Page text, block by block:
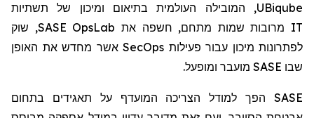
UBiqube, המובילה העולמית בתיאום ומיכון של תשתיות
IT מרובות שמות מתחם, חשפה את SASE OpsLab, שוק
לפתרונות מיכון עבור פעילות SecOps אשר מחדש את האופן
שבו SASE מועבר ומופעל.
SASE הפך למודל הצריכה המועדף על תאגידים בתחום